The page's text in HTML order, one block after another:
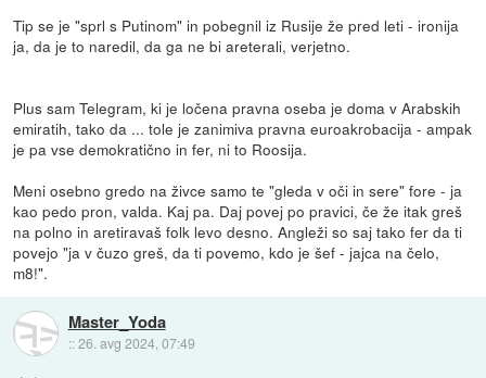
Tip se je "sprl s Putinom" in pobegnil iz Rusije že pred leti - ironija
ja, da je to naredil, da ga ne bi areterali, verjetno.
Plus sam Telegram, ki je ločena pravna oseba je doma v Arabskih
emiratih, tako da ... tole je zanimiva pravna euroakrobacija - ampak
je pa vse demokratično in fer, ni to Roosija.
Meni osebno gredo na živce samo te "gleda v oči in sere" fore - ja
kao pedo pron, valda. Kaj pa. Daj povej po pravici, če že itak greš
na polno in aretiravaš folk levo desno. Angleži so saj tako fer da ti
povejo "ja v čuzo greš, da ti povemo, kdo je šef - jajca na čelo,
m8!".
Master_Yoda
::26. avg 2024, 07:49